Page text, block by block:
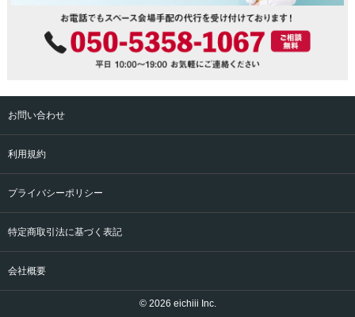
お問い合わせ
利用規約
プライバシーポリシー
特定商取引法に基づく表記
会社概要
© 2026 eichiii Inc.